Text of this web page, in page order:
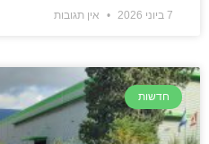
7 ביוני 2026 אין תגובות
חדשות